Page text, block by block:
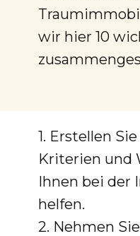
wir hier 10
1. Erstellen
Kriterien und
Ihnen bei der
helfen.
2. Nehmen